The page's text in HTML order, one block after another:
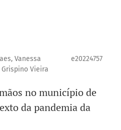
Vanessa
Vieira
e20224757
no município de
da pandemia da